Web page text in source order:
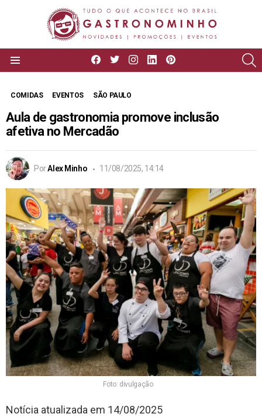
facebooktwitterinstagram
linkedin
COMIDAS EVENTOS SÃO PAULO
Aula de gastronomia promove inclusão
afetiva no Mercadão
PorAlex Minho 11/08/2025, 14:14
Foto: divulgação
Notícia atualizada em 14/08/2025